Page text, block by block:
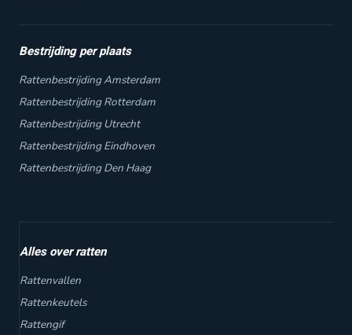
Bestrijding per plaats
Rattenbestrijding Amsterdam
Rattenbestrijding Rotterdam
Rattenbestrijding Utrecht
Rattenbestrijding Eindhoven
Rattenbestrijding Den Haag
Alles over ratten
Rattenvallen
Rattenkeutels
Rattengif